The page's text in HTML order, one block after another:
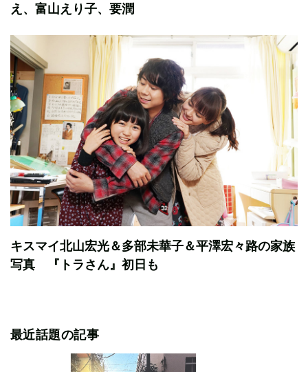
え、富山えり子、要潤
キスマイ北山宏光＆多部未華子＆平澤宏々路の家族
写真 『トラさん』初日も
最近話題の記事